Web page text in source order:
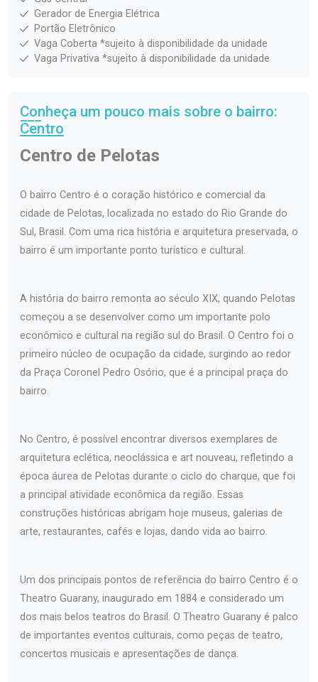
Gerador de Energia Elétrica
Portão Eletrônico
Vaga Coberta *sujeito à disponibilidade da unidade
Vaga Privativa *sujeito à disponibilidade da unidade
Conheça um pouco mais sobre o bairro:
Centro
Centro de Pelotas
O bairro Centro é o coração histórico e comercial da
cidade de Pelotas, localizada no estado do Rio Grande do
Sul, Brasil. Com uma rica história e arquitetura preservada, o
bairro é um importante ponto turístico e cultural.
A história do bairro remonta ao século XIX, quando Pelotas
começou a se desenvolver como um importante polo
econômico e cultural na região sul do Brasil. O Centro foi o
primeiro núcleo de ocupação da cidade, surgindo ao redor
da Praça Coronel Pedro Osório, que é a principal praça do
bairro.
No Centro, é possível encontrar diversos exemplares de
arquitetura eclética, neoclássica e art nouveau, refletindo a
época áurea de Pelotas durante o ciclo do charque, que foi
a principal atividade econômica da região. Essas
construções históricas abrigam hoje museus, galerias de
arte, restaurantes, cafés e lojas, dando vida ao bairro.
Um dos principais pontos de referência do bairro Centro é o
Theatro Guarany, inaugurado em 1884 e considerado um
dos mais belos teatros do Brasil. O Theatro Guarany é palco
de importantes eventos culturais, como peças de teatro,
concertos musicais e apresentações de dança.